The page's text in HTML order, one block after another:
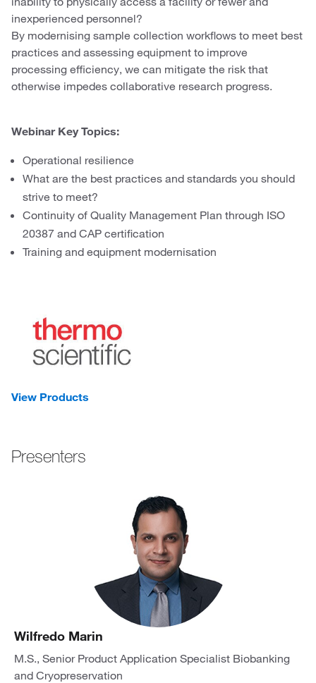
inexperienced personnel?
By modernising sample collection workflows to meet best
practices and assessing equipment to improve
processing efficiency, we can mitigate the risk that
otherwise impedes collaborative research progress.
Webinar Key Topics:
Operational resilience
What are the best practices and standards you should
strive to meet?
Continuity of Quality Management Plan through ISO
20387 and CAP certification
Training and equipment modernisation
View Products
Presenters
Wilfredo Marin
M.S., Senior Product Application Specialist Biobanking
and Cryopreservation